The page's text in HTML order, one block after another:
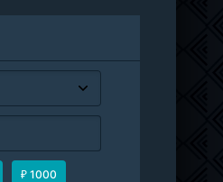
₽ 1000